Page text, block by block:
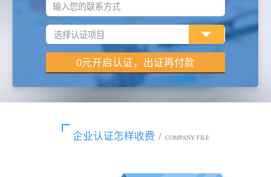
输入您的联系方式
企业认证怎样收费 / COMPANY FILE